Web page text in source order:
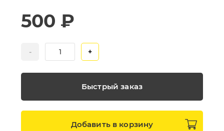
- +
500 ₽
Быстрый заказ
Добавить в корзину